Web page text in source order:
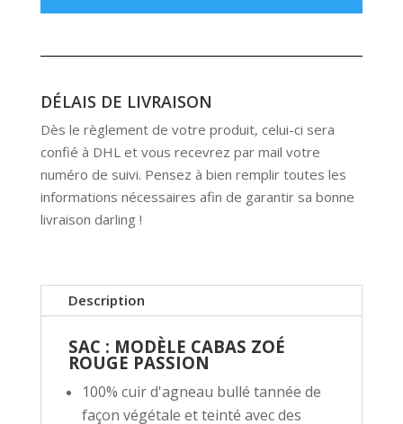
DÉLAIS DE LIVRAISON
Dès le règlement de votre produit, celui-ci sera
confié à DHL et vous recevrez par mail votre
numéro de suivi. Pensez à bien remplir toutes les
informations nécessaires afin de garantir sa bonne
livraison darling !
Description
SAC : MODÈLE CABAS ZOÉ
ROUGE PASSION
100% cuir d'agneau bullé tannée de
façon végétale et teinté avec des